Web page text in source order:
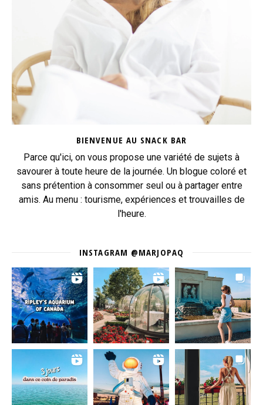
BIENVENUE AU SNACK BAR
Parce qu'ici, on vous propose une variété de sujets à
savourer à toute heure de la journée. Un blogue coloré et
sans prétention à consommer seul ou à partager entre
amis. Au menu : tourisme, expériences et trouvailles de
l'heure.
INSTAGRAM @MARJOPAQ